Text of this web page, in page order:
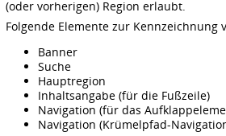
(oder vorherigen) Region erlaubt.
Folgende Elemente zur
Banner
Suche
Hauptregion
Inhaltsangabe (für die Fußzeile)
Navigation (für das
Navigation (Krümelpfad-